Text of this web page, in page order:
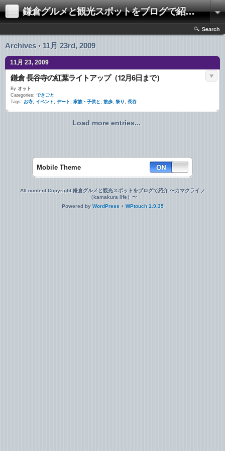
鎌倉グルメと観光スポットをブログで紹介 〜カマクライフ（kamakura life）〜
Search
Archives › 11月 23rd, 2009
11月 23, 2009
鎌倉 長谷寺の紅葉ライトアップ（12月6日まで）
By オット
Categories: できごと
Tags: お寺, イベント, デート, 家族・子供と, 散歩, 祭り , 長谷
Load more entries...
Mobile Theme
All content Copyright 鎌倉グルメと観光スポットをブログで紹介 〜カマクライフ
（kamakura life）〜
Powered by WordPress + WPtouch 1.9.35